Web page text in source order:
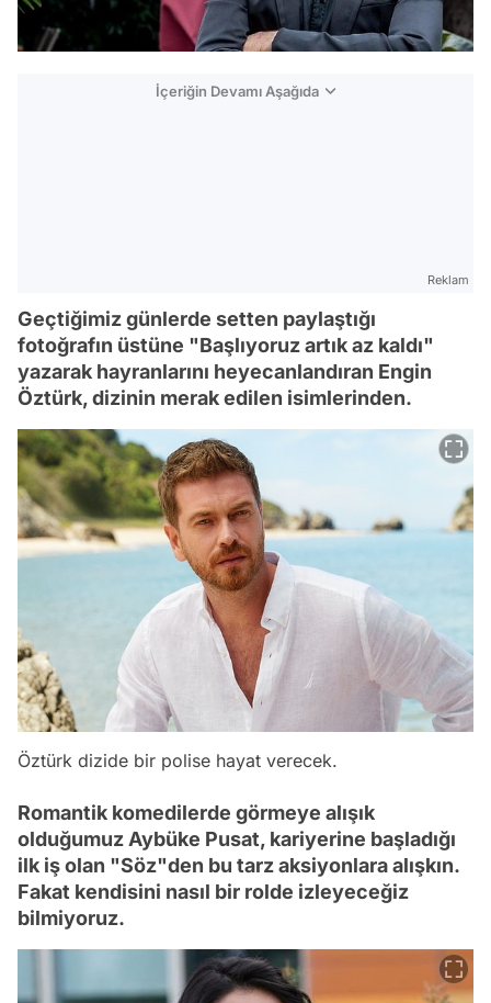
İçeriğin Devamı Aşağıda
Reklam
Geçtiğimiz günlerde setten paylaştığı
fotoğrafın üstüne "Başlıyoruz artık az kaldı"
yazarak hayranlarını heyecanlandıran Engin
Öztürk, dizinin merak edilen isimlerinden.
Öztürk dizide bir polise hayat verecek.
Romantik komedilerde görmeye alışık
olduğumuz Aybüke Pusat, kariyerine başladığı
ilk iş olan "Söz"den bu tarz aksiyonlara alışkın.
Fakat kendisini nasıl bir rolde izleyeceğiz
bilmiyoruz.